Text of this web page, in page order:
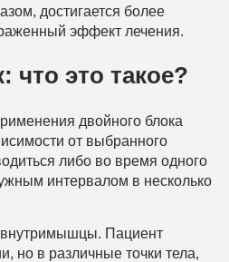
достигается более
эффект лечения.
что это такое?
двойного блока
от выбранного
либо во время одного
интервалом в несколько
Пациент
но в различные точки тела,